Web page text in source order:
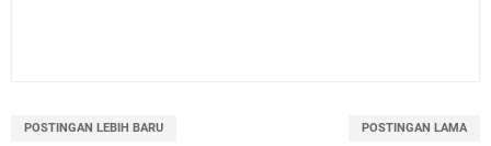
POSTINGAN LEBIH BARU POSTINGAN LAMA